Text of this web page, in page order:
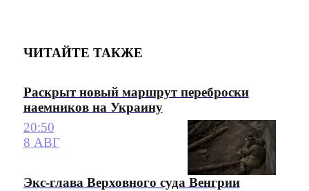
ЧИТАЙТЕ ТАКЖЕ
Раскрыт новый маршрут переброски
наемников на Украину
20:50
8 АВГ
Экс-глава Верховного суда Венгрии